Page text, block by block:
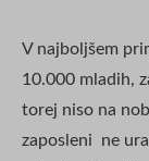
V najboljšem
10.000 mladih,
torej niso na
zaposleni ne